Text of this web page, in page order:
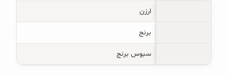
ارزن
برنج
سبوس برنج